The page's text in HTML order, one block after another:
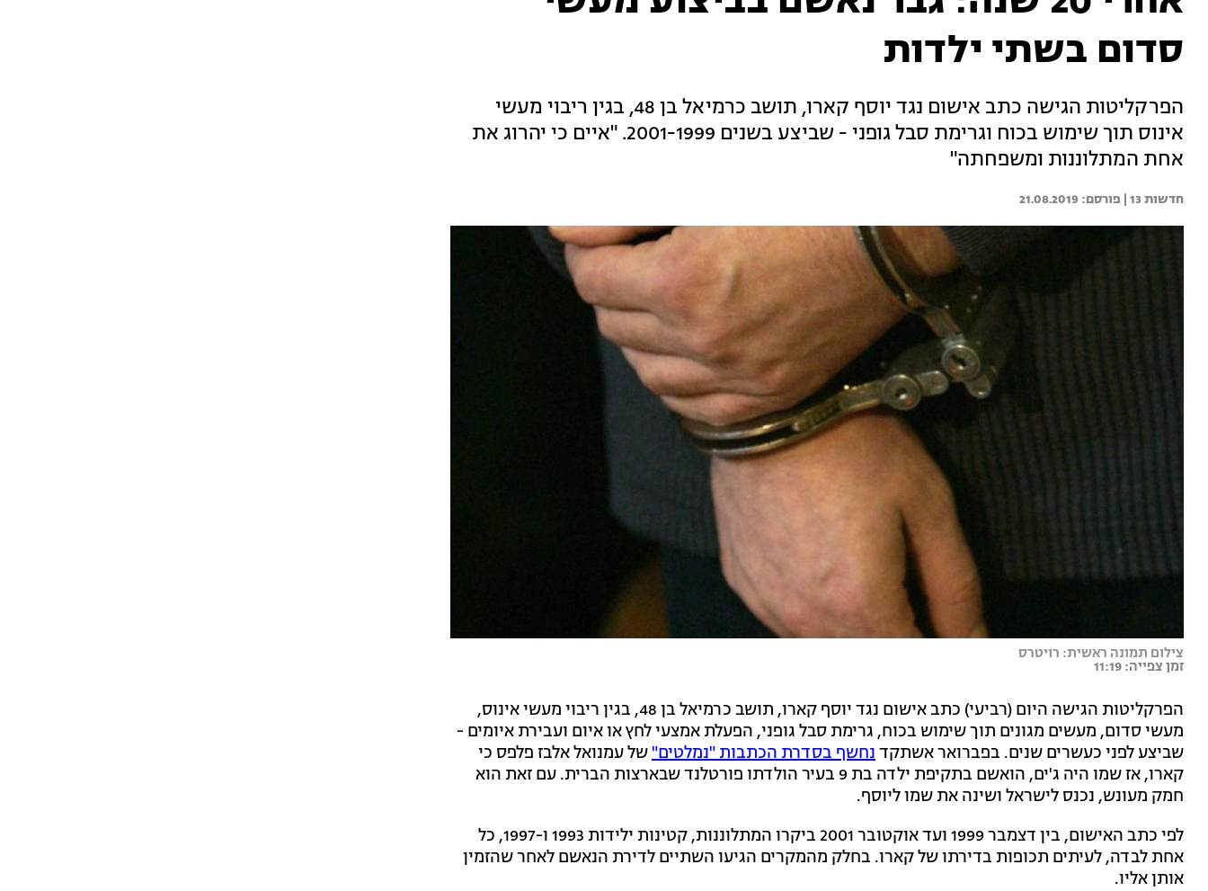
סדום בשתי ילדות
הפרקליטות הגישה כתב אישום נגד יוסף קארו, תושב כרמיאל בן 48, בגין ריבוי מעשי
אינוס תוך שימוש בכוח וגרימת סבל גופני - שביצע בשנים 2001-1999. "איים כי יהרוג את
אחת המתלוננות ומשפחתה"
חדשות 13 | 21.08.2019
צילום תמונה ראשית: רויטרס
זמן צפייה: 11:19
הפרקליטות הגישה היום (רביעי) כתב אישום נגד יוסף קארו, תושב כרמיאל בן 48, בגין ריבוי מעשי אינוס,
מעשי סדום, מעשים מגונים תוך שימוש בכוח, גרימת סבל גופני, הפעלת אמצעי לחץ או איום ועבירת איומים -
שביצע לפני כעשרים שנים. בפברואר אשתקדנחשף בסדרת הכתבות "נמלטים"של עמנואל אלבז פלפס כי
קארו, אז שמו היה ג'ים, הואשם בתקיפת ילדה בת 9 בעיר הולדתו פורטלנד שבארצות הברית. עם זאת הוא
חמק מעונש, נכנס לישראל ושינה את שמו ליוסף.
לפי כתב האישום, בין דצמבר 1999 ועד אוקטובר 2001 ביקרו המתלוננות, קטינות ילידות 1993 ו-1997, כל
אחת לבדה, לעיתים תכופות בדירתו של קארו. בחלק מהמקרים הגיעו השתיים לדירת הנאשם לאחר שהזמין
אותן אליו.